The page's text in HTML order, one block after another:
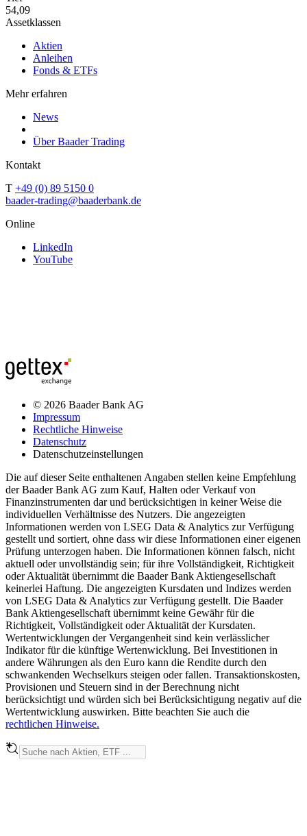
54,09
Assetklassen
Aktien
Anleihen
Fonds & ETFs
Mehr erfahren
News
Über Baader Trading
Kontakt
T +49 (0) 89 5150 0
baader-trading@baaderbank.de
Online
LinkedIn
YouTube
© 2026 Baader Bank AG
Impressum
Rechtliche Hinweise
Datenschutz
Datenschutzeinstellungen
Die auf dieser Seite enthaltenen Angaben stellen keine Empfehlung
der Baader Bank AG zum Kauf, Halten oder Verkauf von
Finanzinstrumenten dar und berücksichtigen in keiner Weise die
individuellen Verhältnisse des Nutzers. Die angezeigten
Informationen werden von LSEG Data & Analytics zur Verfügung
gestellt und sortiert, ohne dass wir diese Informationen einer eigenen
Prüfung unterzogen haben. Die Informationen können falsch, nicht
aktuell oder unvollständig sein; für ihre Vollständigkeit, Richtigkeit
oder Aktualität übernimmt die Baader Bank Aktiengesellschaft
keinerlei Haftung. Die angezeigten Kursdaten und Indizes werden
von LSEG Data & Analytics zur Verfügung gestellt. Die Baader
Bank Aktiengesellschaft übernimmt keine Gewähr für die
Richtigkeit, Vollständigkeit oder Aktualität der Kursdaten.
Wertentwicklungen der Vergangenheit sind kein verlässlicher
Indikator für die künftige Wertenwicklung. Bei Investitionen in
andere Währungen als den Euro kann die Rendite durch den
schwankenden Wechselkurs steigen oder fallen. Transaktionskosten,
Provisionen und Steuern sind in der Berechnung nicht
berücksichtigt und würden sich bei Berücksichtigung negativ auf die
Wertentwicklung auswirken. Bitte beachten Sie auch die
rechtlichen Hinweise.